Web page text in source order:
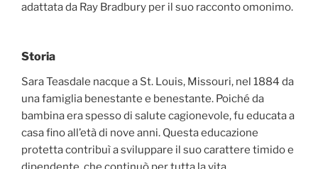
adattata da Ray Bradbury per il suo racconto omonimo.
Storia
Sara Teasdale nacque a St. Louis, Missouri, nel 1884 da
una famiglia benestante e benestante. Poiché da
bambina era spesso di salute cagionevole, fu educata a
casa fino all’età di nove anni. Questa educazione
protetta contribuì a sviluppare il suo carattere timido e